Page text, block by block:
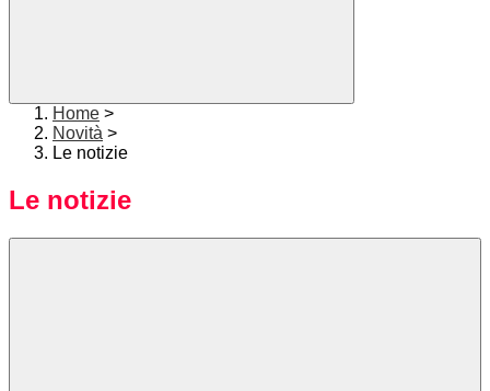
Home >
Novità >
Le notizie
Le notizie